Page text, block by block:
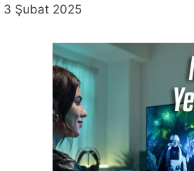
3 Şubat 2025